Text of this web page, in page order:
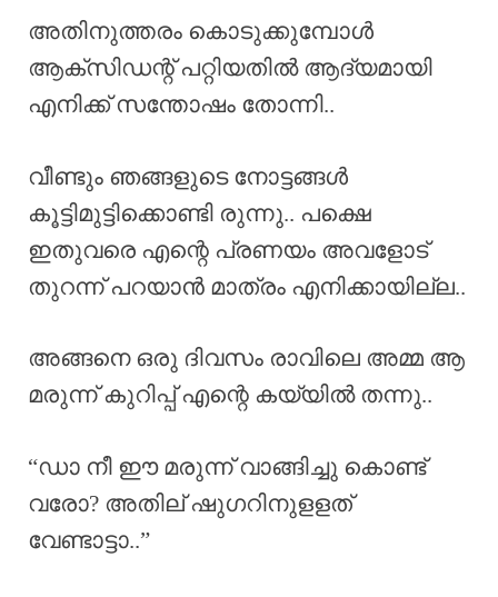
അതിനുത്തരം കൊടുക്കുമ്പോൾ
ആക്സിഡന്റ് പറ്റിയതിൽ ആദ്യമായി
എനിക്ക് സന്തോഷം തോന്നി..
വീണ്ടും ഞങ്ങളുടെ നോട്ടങ്ങൾ
കൂട്ടിമുട്ടിക്കൊണ്ടി രുന്നു.. പക്ഷെ
ഇതുവരെ എന്റെ പ്രണയം അവളോട്
തുറന്ന് പറയാൻ മാത്രം എനിക്കായില്ല..
അങ്ങനെ ഒരു ദിവസം രാവിലെ അമ്മ ആ
മരുന്ന് കുറിപ്പ് എന്റെ കയ്യിൽ തന്നു..
“ഡാ നീ ഈ മരുന്ന് വാങ്ങിച്ചു കൊണ്ട്
വരോ? അതില് ഷുഗറിനുളളത്
വേണ്ടാട്ടാ..”